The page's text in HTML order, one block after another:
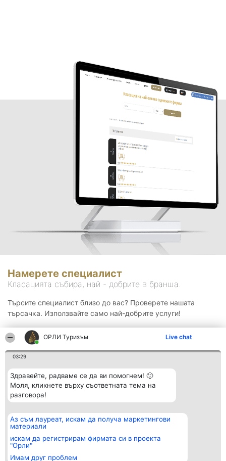
ОРЛИ Туризъм Live chat
03:29
Здравейте, радваме се да ви помогнем! 🙂
Моля, кликнете върху съответната тема на
разговора!
Аз съм лауреат, искам да получа маркетингови
материали
искам да регистрирам фирмата си в проекта
"Орли"
Имам друг проблем
Намерете специалист
Класацията събира, най - добрите в бранша.
Търсите специалист близо до вас? Проверете нашата
търсачка. Използвайте само най-добрите услуги!
Организатор на
класиране
BulevardulAleea Timișul De
Sus Nr. 2, Bl. A30, Sc. A, Et.
4, Ap. 13
Класация
всички
Контакти